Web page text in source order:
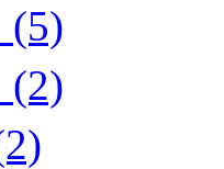
(5)
(2)